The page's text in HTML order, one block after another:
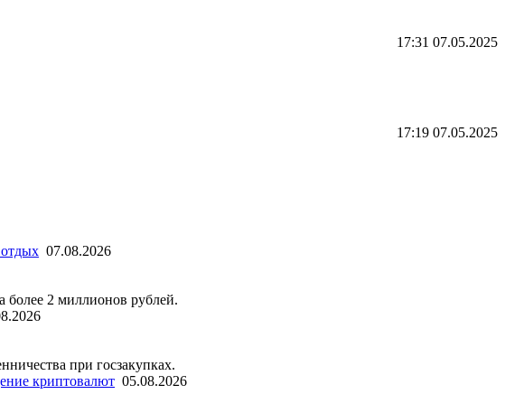
17:31 07.05.2025
17:19 07.05.2025
07.08.2026
более 2 миллионов рублей.
при госзакупках.
криптовалют 05.08.2026